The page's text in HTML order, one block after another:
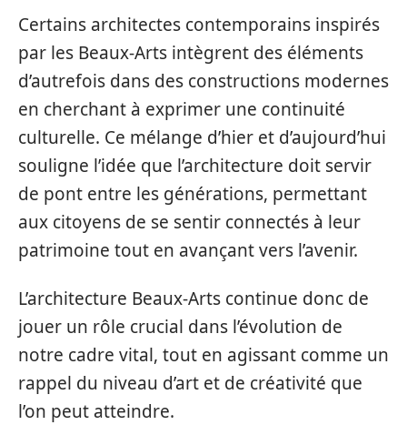
Certains architectes contemporains inspirés
par les Beaux-Arts intègrent des éléments
d’autrefois dans des constructions modernes
en cherchant à exprimer une continuité
culturelle. Ce mélange d’hier et d’aujourd’hui
souligne l’idée que l’architecture doit servir
de pont entre les générations, permettant
aux citoyens de se sentir connectés à leur
patrimoine tout en avançant vers l’avenir.
L’architecture Beaux-Arts continue donc de
jouer un rôle crucial dans l’évolution de
notre cadre vital, tout en agissant comme un
rappel du niveau d’art et de créativité que
l’on peut atteindre.